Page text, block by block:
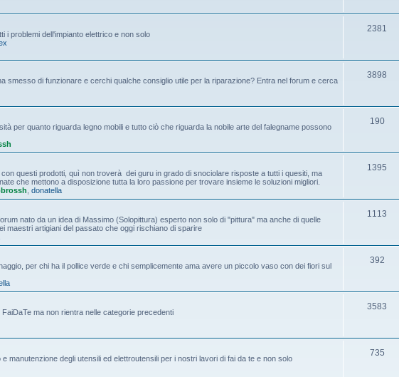
i problemi dell'impianto elettrico e non solo
2381
smesso di funzionare e cerchi qualche consiglio utile per la riparazione? Entra nel forum e cerca
3898
per quanto riguarda legno mobili e tutto ciò che riguarda la nobile arte del falegname possono
190
questi prodotti, quì non troverà dei guru in grado di snociolare risposte a tutti i quesiti, ma
che mettono a disposizione tutta la loro passione per trovare insieme le soluzioni migliori.
donatella
1395
nato da un idea di Massimo (Solopittura) esperto non solo di "pittura" ma anche di quelle
maestri artigiani del passato che oggi rischiano di sparire
1113
per chi ha il pollice verde e chi semplicemente ama avere un piccolo vaso con dei fiori sul
392
ma non rientra nelle categorie precedenti
3583
manutenzione degli utensili ed elettroutensili per i nostri lavori di fai da te e non solo
735